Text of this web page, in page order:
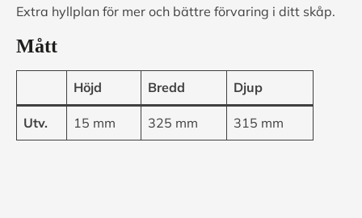
Extra hyllplan för mer och bättre förvaring i ditt skåp.
Mått
Höjd Bredd Djup
Utv. 15 mm 325 mm 315 mm